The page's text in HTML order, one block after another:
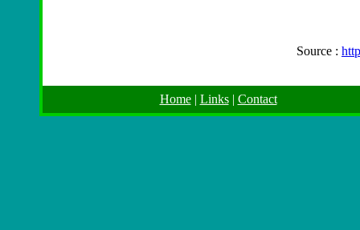
Source :
Home| Links| Contact